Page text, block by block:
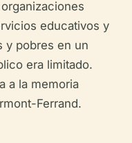
educativos y
y pobres en un
era limitado.
a la memoria
Ferrand.